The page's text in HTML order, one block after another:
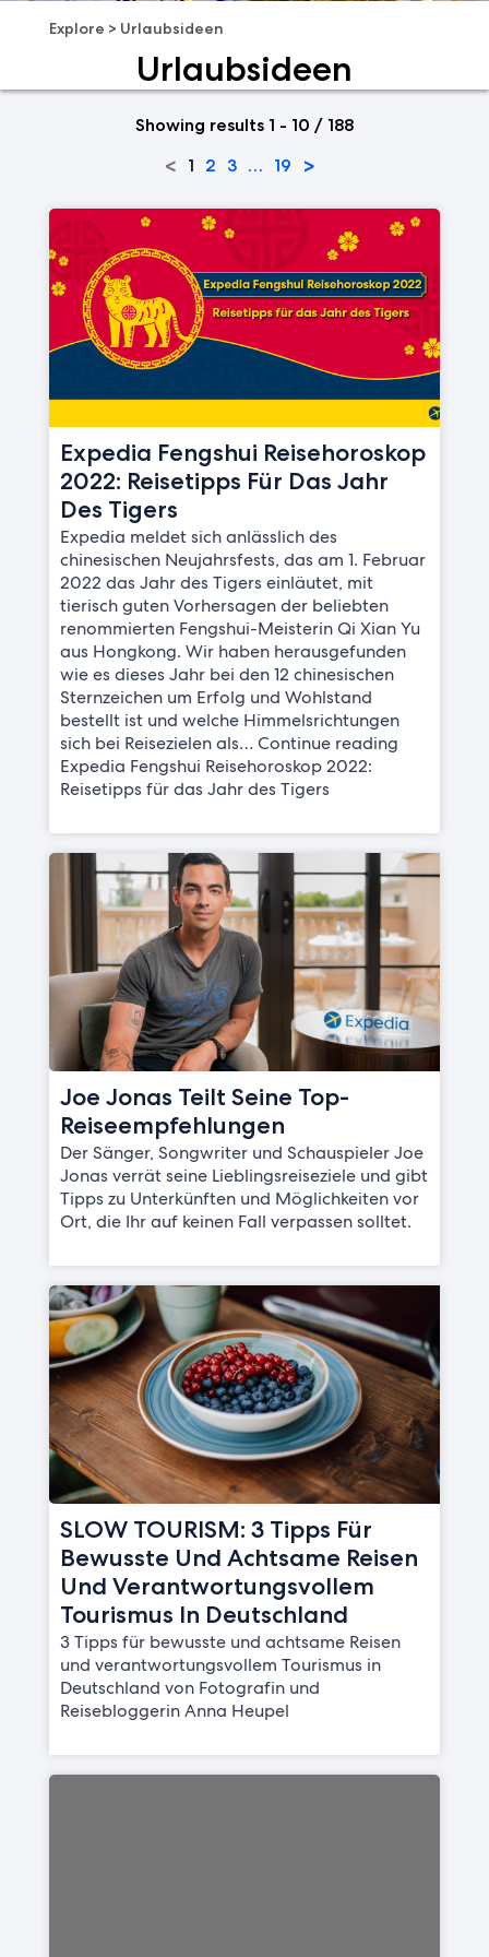
Explore > Urlaubsideen
Urlaubsideen
Showing results 1 - 10 / 188
< 1 2 3 … 19 >
Expedia Fengshui Reisehoroskop
2022: Reisetipps Für Das Jahr
Des Tigers
Expedia meldet sich anlässlich des
chinesischen Neujahrsfests, das am 1. Februar
2022 das Jahr des Tigers einläutet, mit
tierisch guten Vorhersagen der beliebten
renommierten Fengshui-Meisterin Qi Xian Yu
aus Hongkong. Wir haben herausgefunden
wie es dieses Jahr bei den 12 chinesischen
Sternzeichen um Erfolg und Wohlstand
bestellt ist und welche Himmelsrichtungen
sich bei Reisezielen als… Continue reading
Expedia Fengshui Reisehoroskop 2022:
Reisetipps für das Jahr des Tigers
Joe Jonas Teilt Seine Top-
Reiseempfehlungen
Der Sänger, Songwriter und Schauspieler Joe
Jonas verrät seine Lieblingsreiseziele und gibt
Tipps zu Unterkünften und Möglichkeiten vor
Ort, die Ihr auf keinen Fall verpassen solltet.
SLOW TOURISM: 3 Tipps Für
Bewusste Und Achtsame Reisen
Und Verantwortungsvollem
Tourismus In Deutschland
3 Tipps für bewusste und achtsame Reisen
und verantwortungsvollem Tourismus in
Deutschland von Fotografin und
Reisebloggerin Anna Heupel